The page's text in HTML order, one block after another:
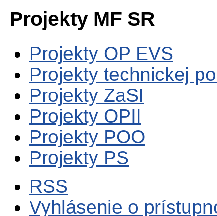
Projekty MF SR
Projekty OP EVS
Projekty technickej
Projekty ZaSI
Projekty OPII
Projekty POO
Projekty PS
RSS
Vyhlásenie o